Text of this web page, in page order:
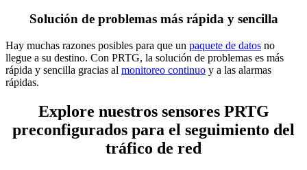
Solución de problemas más rápida y sencilla
Hay muchas razones posibles para que un paquete de datos no
llegue a su destino. Con PRTG, la solución de problemas es más
rápida y sencilla gracias al monitoreo continuo y a las alarmas
rápidas.
Explore nuestros sensores PRTG
preconfigurados para el seguimiento del
tráfico de red